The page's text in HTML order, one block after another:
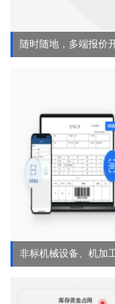
随时随地，多端报价
非标机械设备、机加